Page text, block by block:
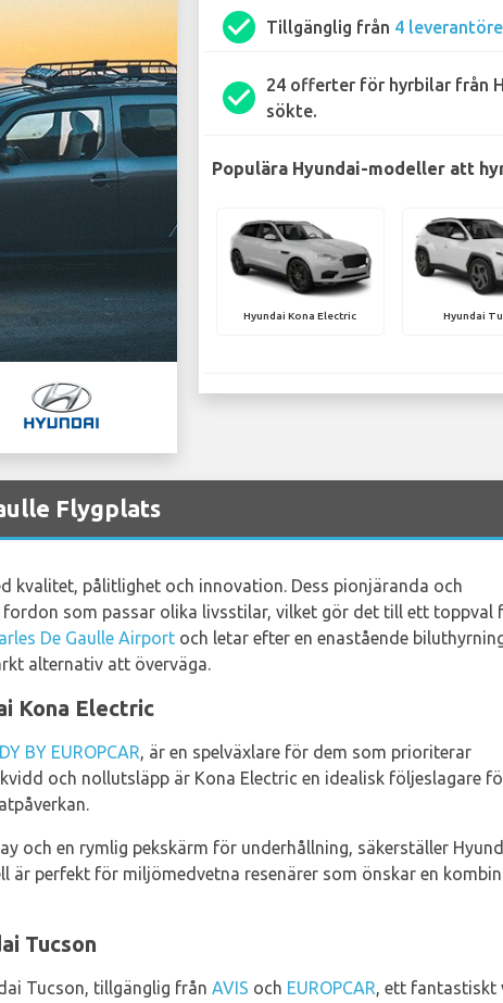
check_circle Tillgänglig från 4
check_circle
24 offerter för hyrbilar från
sökte.
Populära Hyundai-modeller att
Hyundai Kona Electric Hyundai
Flygplats
kvalitet, pålitlighet och innovation. Dess pionjäranda och
som passar olika livsstilar, vilket gör det till ett toppval
De Gaulle Airport och letar efter en enastående
alternativ att överväga.
Kona Electric
BY EUROPCAR, är en spelväxlare för dem som prioriterar
och nollutsläpp är Kona Electric en idealisk följeslagare
och en rymlig pekskärm för underhållning, säkerställer
är perfekt för miljömedvetna resenärer som önskar en
Tucson
Tucson, tillgänglig från AVIS och EUROPCAR, ett fantastiskt